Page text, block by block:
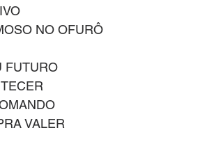
NO OFURÔ
FUTURO
VALER